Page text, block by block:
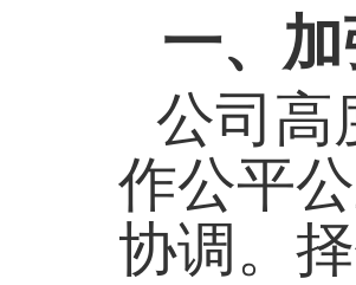
一、
公司高
作公平
协调。